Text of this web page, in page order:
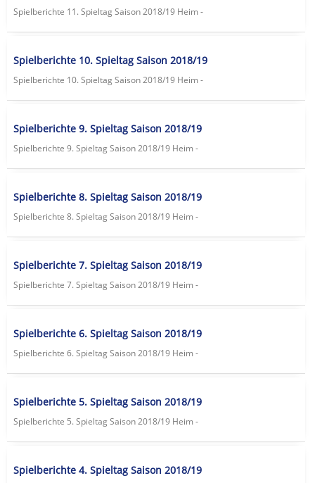
Spielberichte 11. Spieltag Saison 2018/19 Heim -
Spielberichte 10. Spieltag Saison 2018/19
Spielberichte 10. Spieltag Saison 2018/19 Heim -
Spielberichte 9. Spieltag Saison 2018/19
Spielberichte 9. Spieltag Saison 2018/19 Heim -
Spielberichte 8. Spieltag Saison 2018/19
Spielberichte 8. Spieltag Saison 2018/19 Heim -
Spielberichte 7. Spieltag Saison 2018/19
Spielberichte 7. Spieltag Saison 2018/19 Heim -
Spielberichte 6. Spieltag Saison 2018/19
Spielberichte 6. Spieltag Saison 2018/19 Heim -
Spielberichte 5. Spieltag Saison 2018/19
Spielberichte 5. Spieltag Saison 2018/19 Heim -
Spielberichte 4. Spieltag Saison 2018/19